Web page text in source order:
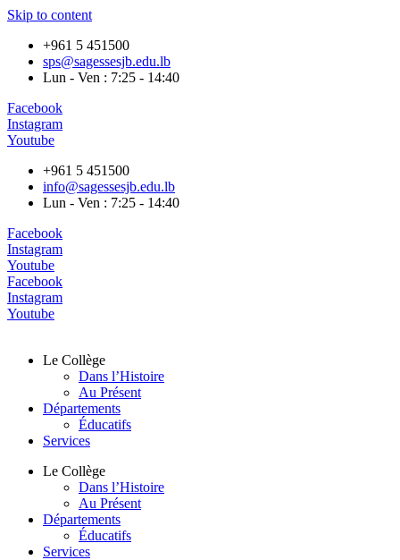
Skip to content
+961 5 451500
sps@sagessesjb.edu.lb
Lun - Ven : 7:25 - 14:40
Facebook
Instagram
Youtube
+961 5 451500
info@sagessesjb.edu.lb
Lun - Ven : 7:25 - 14:40
Facebook
Instagram
Youtube
Facebook
Instagram
Youtube
Le Collège
Dans l’Histoire
Au Présent
Départements
Éducatifs
Services
Le Collège
Dans l’Histoire
Au Présent
Départements
Éducatifs
Services